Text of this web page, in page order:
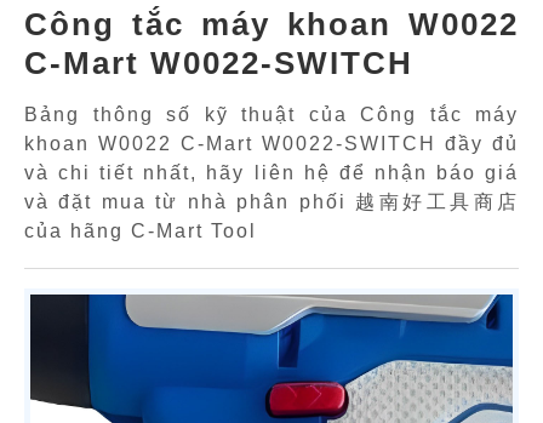
Công tắc máy khoan W0022
C-Mart W0022-SWITCH
Bảng thông số kỹ thuật của Công tắc máy
khoan W0022 C-Mart W0022-SWITCH đầy đủ
và chi tiết nhất, hãy liên hệ để nhận báo giá
và đặt mua từ nhà phân phối 越南好工具商店
của hãng C-Mart Tool